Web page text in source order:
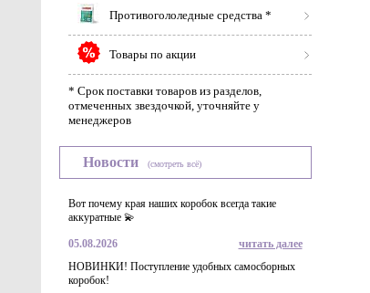
Противогололедные средства *
Товары по акции
* Срок поставки товаров из разделов,
отмеченных звездочкой, уточняйте у
менеджеров
Новости (смотреть всё)
Вот почему края наших коробок всегда такие
аккуратные 💫
05.08.2026
читать далее
НОВИНКИ! Поступление удобных самосборных
коробок!